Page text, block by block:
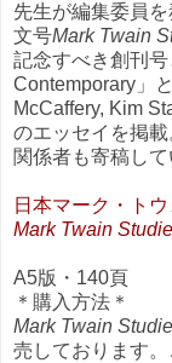
先生が編集委員
文号Mark Twain
記念すべき創刊
Contemporary」
McCaffery, Kim
のエッセイを掲
関係者も寄稿して
日本マーク・ト
Mark Twain
A5版・140頁
＊購入方法＊
Mark Twain
売しております